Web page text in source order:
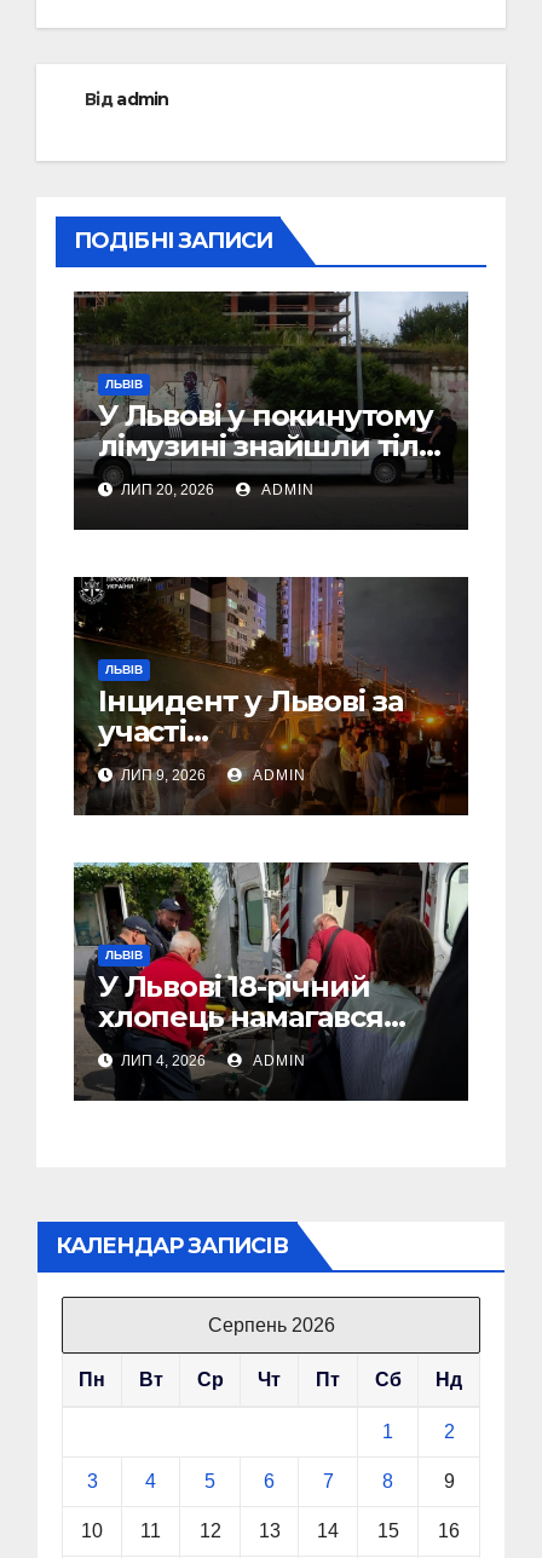
Відadmin
ПОДІБНІ ЗАПИСИ
ЛЬВІВ
У Львові у покинутому
лімузині знайшли тіло
46-річного чоловіка
ЛИП 20, 2026 ADMIN
ЛЬВІВ
Інцидент у Львові за
участі
військовослужбовців,
поліції та цивільних:
розпочато
Відео)
ЛИП 9, 2026 ADMIN
ЛЬВІВ
У Львові 18-річний
хлопець намагався
вчинити самогубство
ЛИП 4, 2026 ADMIN
КАЛЕНДАР ЗАПИСІВ
Серпень 2026
Пн Вт Ср Чт Пт Сб Нд
1 2
3 4 5 6 7 8 9
10 11 12 13 14 15 16